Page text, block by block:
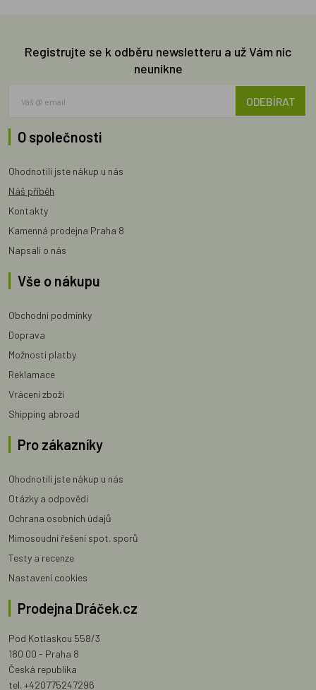
Registrujte se k odběru newsletteru a už Vám nic
neunikne
ODEBÍRAT
O společnosti
Ohodnotili jste nákup u nás
Náš příběh
Kontakty
Kamenná prodejna Praha 8
Napsali o nás
Vše o nákupu
Obchodní podmínky
Doprava
Možnosti platby
Reklamace
Vrácení zboží
Shipping abroad
Pro zákazníky
Ohodnotili jste nákup u nás
Otázky a odpovědi
Ochrana osobních údajů
Mimosoudní řešení spot. sporů
Testy a recenze
Nastavení cookies
Prodejna Dráček.cz
Pod Kotlaskou 558/3
180 00 - Praha 8
Česká republika
tel. +420775247296